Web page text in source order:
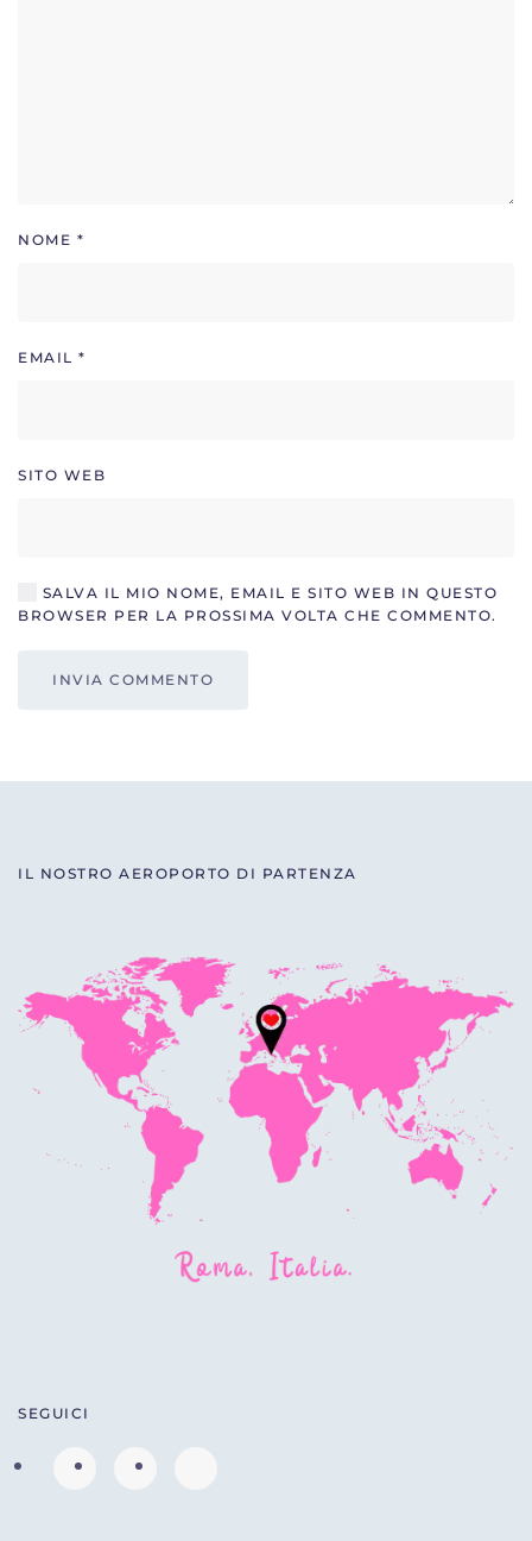
NOME *
EMAIL *
SITO WEB
SALVA IL MIO NOME, EMAIL E SITO WEB IN QUESTO
BROWSER PER LA PROSSIMA VOLTA CHE COMMENTO.
INVIA COMMENTO
IL NOSTRO AEROPORTO DI PARTENZA
SEGUICI